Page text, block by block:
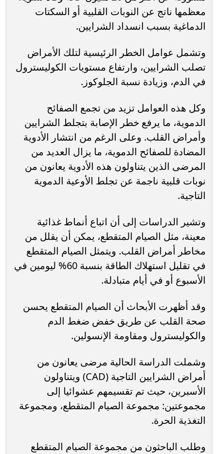
معظمها ناتج عن النوبات القلبية أو السكتات
الدماغية بسبب انسداد الشرايين.
وتشمل عوامل الخطر الرئيسية لتلك الأمراض
تصلب الشرايين، وارتفاع مستويات الكوليسترول
في الدم، وزيادة نسبة الجلوكوز.
وكل هذه العوامل تزيد من تجمع الصفائح
الدموية، ما يرفع خطر الإصابة بتجلط الشرايين
وأمراض القلب. وعلى الرغم من انتشار الأدوية
المضادة للصفائح الدموية، ما يزال العديد من
المرضى الذين يتناولون هذه الأدوية يعانون من
نوبات قلبية ناجمة عن تجلط الأوعية الدموية
التاجية.
وتشير الدراسات إلى أن اتباع أنماط غذائية
معينة، مثل الصيام المتقطع، يمكن أن يقلل من
مخاطر أمراض القلب. ويتمثل الصيام المتقطع
في تقليل استهلاك الطاقة بنسبة 60% ليومين في
الأسبوع أو في أيام متبادلة.
وقد أظهرت الأبحاث أن الصيام المتقطع يحسن
صحة القلب عن طريق خفض ضغط الدم
والكوليسترول ومقاومة الإنسولين.
وشملت الدراسة الحالية مرضى يعانون من
أمراض الشرايين التاجية (CAD) ويتناولون
الأسبرين، حيث تم تقسيمهم عشوائيا إلى
مجموعتين: مجموعة الصيام المتقطع، ومجموعة
التغذية الحرة.
وطلب الباحثون من مجموعة الصيام المتقطع